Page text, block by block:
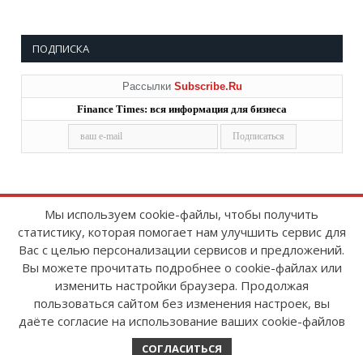
ПОДПИСКА
Рассылки Subscribe.Ru
Finance Times: вся информация для бизнеса
Copyright © 2008-2026FinanceTimes
Зарегистрировано в Роскомнадзоре
Свидетельство о регистрации СМИ:
серия Эл № ФС77-86300 от 10 ноября 2023 г
Мы используем cookie-файлы, чтобы получить
статистику, которая помогает нам улучшить сервис для
Вас с целью персонализации сервисов и предложений.
Вы можете прочитать подробнее о cookie-файлах или
изменить настройки браузера. Продолжая
пользоваться сайтом без изменения настроек, вы
даёте согласие на использование ваших cookie-файлов
СОГЛАСИТЬСЯ